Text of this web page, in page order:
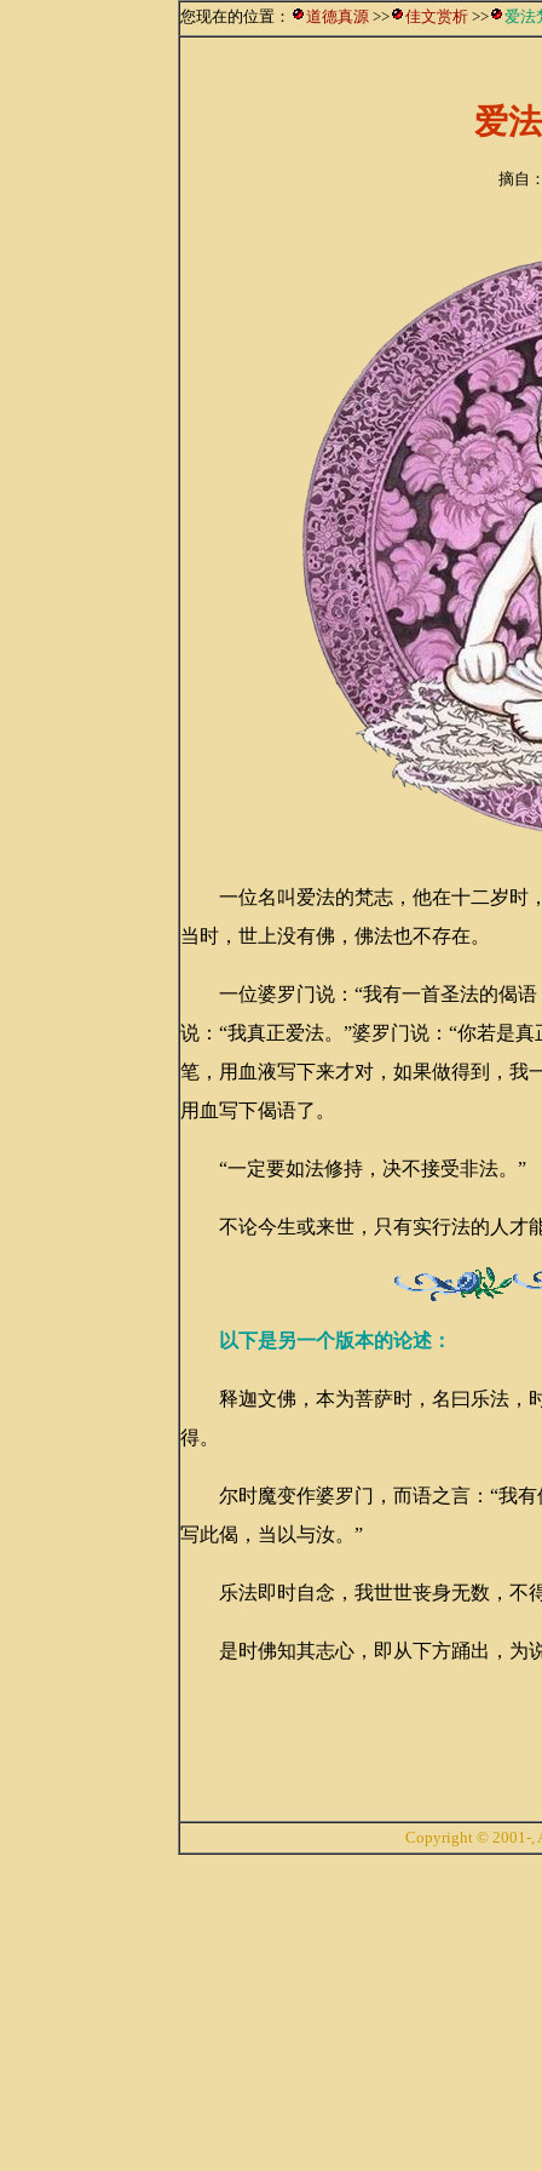
您现在的位置： 道德真源 >> 佳文赏析 >> 爱法
爱
摘自
一位名叫爱法的梵志，他在十二岁时
当时，世上没有佛，佛法也不存在。
一位婆罗门说：“我有一首圣法的偈语
说：“我真正爱法。”婆罗门说：“你若是
笔，用血液写下来才对，如果做得到，我
用血写下偈语了。
“一定要如法修持，决不接受非法。”
不论今生或来世，只有实行法的人才
以下是另一个版本的论述：
释迦文佛，本为菩萨时，名曰乐法，
得。
尔时魔变作婆罗门，而语之言：“我有
写此偈，当以与汝。”
乐法即时自念，我世世丧身无数，不
是时佛知其志心，即从下方踊出，为
Copyright © 2001-,